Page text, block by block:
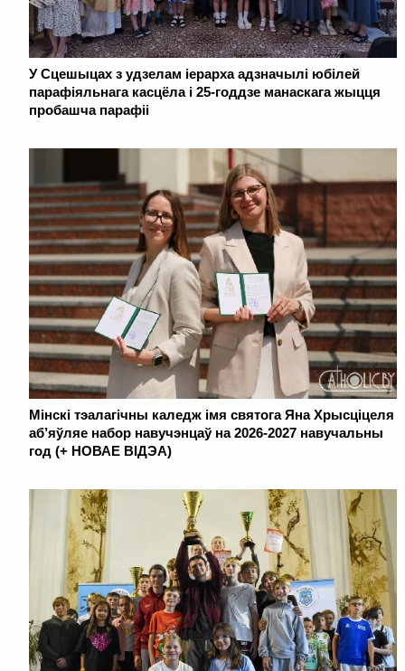
У Сцешыцах з удзелам іерарха адзначылі юбілей
парафіяльнага касцёла і 25-годдзе манаскага жыцця
пробашча парафіі
Мінскі тэалагічны каледж імя святога Яна Хрысціцеля
аб’яўляе набор навучэнцаў на 2026-2027 навучальны
год (+ НОВАЕ ВІДЭА)